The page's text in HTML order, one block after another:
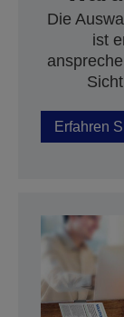
Die
ist
Erfahren